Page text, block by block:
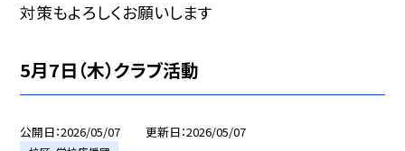
対策もよろしくお願いします
5月7日（木）クラブ活動
公開日 2026/05/07 更新日 2026/05/07